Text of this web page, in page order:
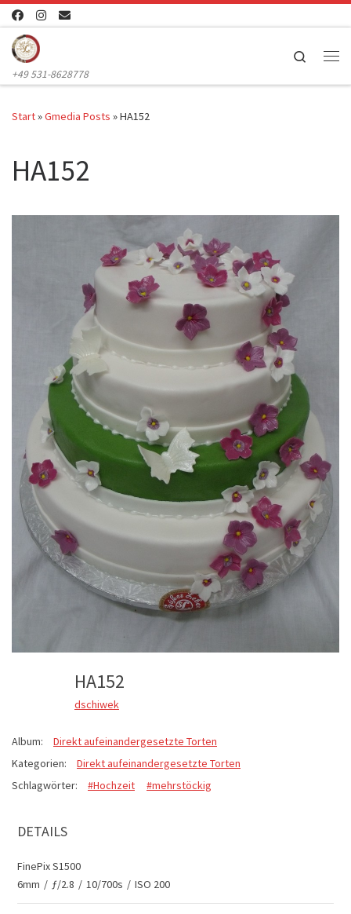
Zum Inhalt springen
+49 531-8628778
Search
Start»Gmedia Posts »HA152
HA152
HA152
dschiwek
Album:
Direkt aufeinandergesetzte Torten
Kategorien:
Direkt aufeinandergesetzte Torten
Schlagwörter:
#Hochzeit #mehrstöckig
DETAILS
FinePix S1500
6mm / ƒ/2.8 / 10/700s / ISO 200